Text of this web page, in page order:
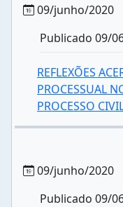
09/junho/2020
Publicado 09/
REFLEXÕES
PROCESSUAL
PROCESSO
09/junho/2020
Publicado 09/